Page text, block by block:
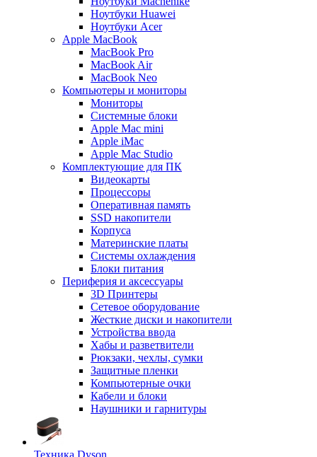
Ноутбуки Huawei
Ноутбуки Acer
Apple MacBook
MacBook Pro
MacBook Air
MacBook Neo
Компьютеры и мониторы
Мониторы
Системные блоки
Apple Mac mini
Apple iMac
Apple Mac Studio
Комплектующие для ПК
Видеокарты
Процессоры
Оперативная память
SSD накопители
Корпуса
Материнские платы
Системы охлаждения
Блоки питания
Периферия и аксессуары
3D Принтеры
Сетевое оборудование
Жесткие диски и накопители
Устройства ввода
Хабы и разветвители
Рюкзаки, чехлы, сумки
Защитные пленки
Компьютерные очки
Кабели и блоки
Наушники и гарнитуры
Техника Dyson